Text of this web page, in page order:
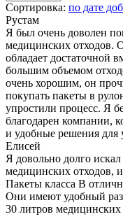
Сортировка: по дате
Рустам
Я был очень доволен
медицинских отходов.
обладает достаточной
большим объемом
очень хорошим, он
покупать пакеты в
упростили процесс. Я
благодарен компании,
и удобные решения для
Елисей
Я довольно долго
медицинских отходов,
Пакеты класса В
Они имеют удобный
30 литров медицинских